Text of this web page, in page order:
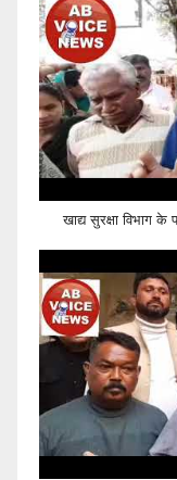
खाद्य सुरक्षा विभाग